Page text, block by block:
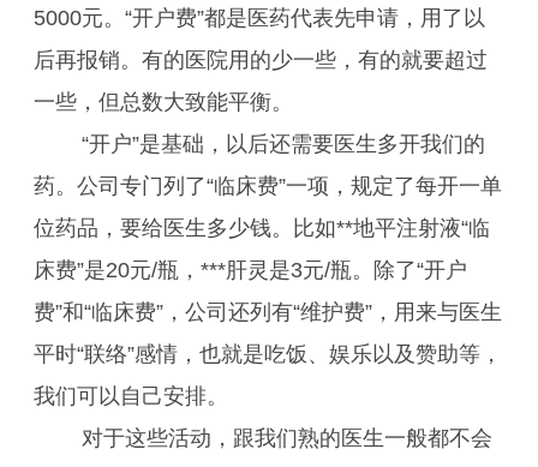
5000元。“开户费”都是医药代表先申请，用了以
后再报销。有的医院用的少一些，有的就要超过
一些，但总数大致能平衡。
“开户”是基础，以后还需要医生多开我们的
药。公司专门列了“临床费”一项，规定了每开一单
位药品，要给医生多少钱。比如**地平注射液“临
床费”是20元/瓶，***肝灵是3元/瓶。除了“开户
费”和“临床费”，公司还列有“维护费”，用来与医生
平时“联络”感情，也就是吃饭、娱乐以及赞助等，
我们可以自己安排。
对于这些活动，跟我们熟的医生一般都不会